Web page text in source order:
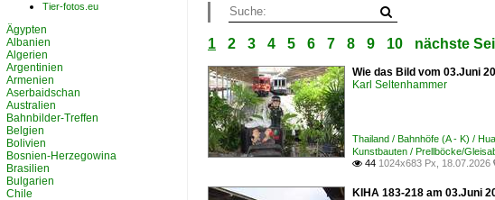
Japan
Thailand
Alle Jahre
2010
1 2 3 4 5 6 7 8 9 10 nächste
Wie das Bild vom 03.Juni
Karl Seltenhammer
Thailand / Bahnhöfe (A - K) /
Kunstbauten / Prellböcke/
 44 1024x683 Px, 18.07.2026
KIHA 183-218 am 03.Juni
Tier-fotos.eu
Ägypten
Albanien
Algerien
Argentinien
Armenien
Aserbaidschan
Australien
Bahnbilder-Treffen
Belgien
Bolivien
Bosnien-Herzegowina
Brasilien
Bulgarien
Chile